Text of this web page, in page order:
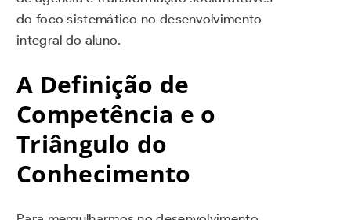
do foco sistemático no desenvolvimento
integral do aluno.
A Definição de
Competência e o
Triângulo do
Conhecimento